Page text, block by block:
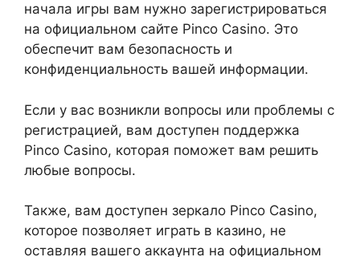
начала игры вам нужно зарегистрироваться
на официальном сайте Pinco Casino. Это
обеспечит вам безопасность и
конфиденциальность вашей информации.
Если у вас возникли вопросы или проблемы с
регистрацией, вам доступен поддержка
Pinco Casino, которая поможет вам решить
любые вопросы.
Также, вам доступен зеркало Pinco Casino,
которое позволяет играть в казино, не
оставляя вашего аккаунта на официальном